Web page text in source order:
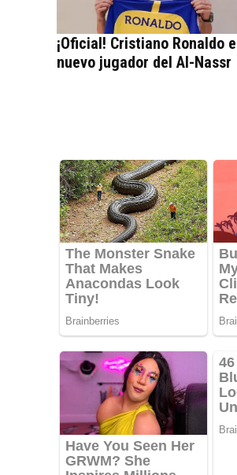
¡Oficial! Cristiano Ronaldo
nuevo jugador del Al-Nassr